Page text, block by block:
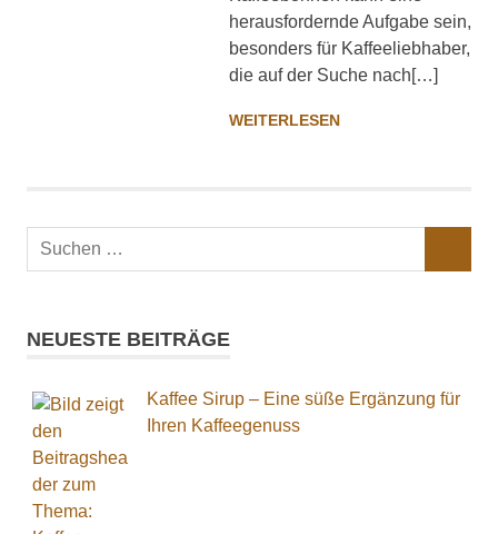
herausfordernde Aufgabe sein,
besonders für Kaffeeliebhaber,
die auf der Suche nach[…]
WEITERLESEN
Suchen
NEUESTE BEITRÄGE
Kaffee Sirup – Eine süße Ergänzung für
Ihren Kaffeegenuss